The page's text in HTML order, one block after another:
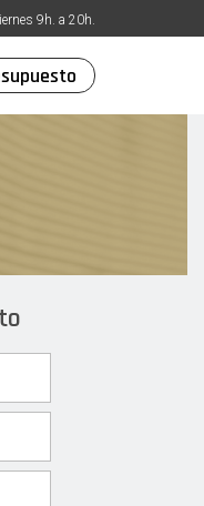
9h. a 20h.